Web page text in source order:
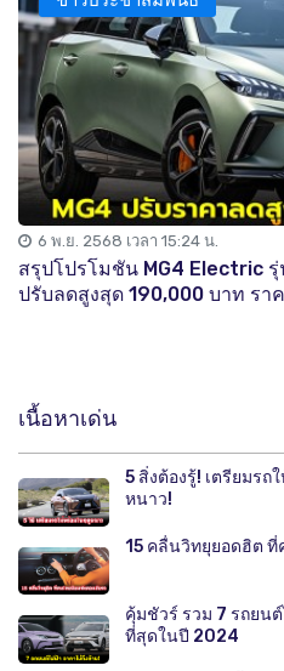
6 พ.ย. 2568 เวลา 15:24 น.
สรุปโปรโมชัน MG4 Electric
ปรับลดสูงสุด 190,000 บาท รา
เนื้อหาเด่น
5 สิ่งต้องรู้! เตรียมร
หนาว!
15 คลื่นวิทยุยอดฮิต
คุ้มชัวร์ รวม 7 รถยน
ที่สุดในปี 2024